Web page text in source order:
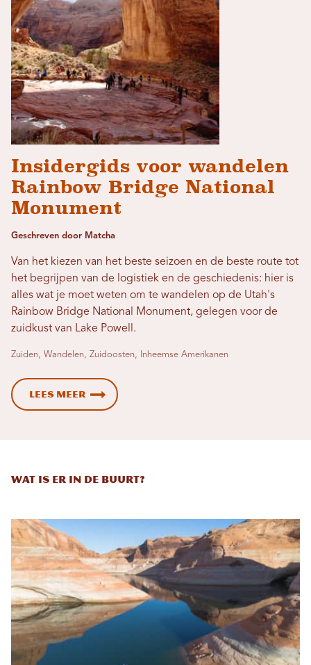
Insidergids voor wandelen
Rainbow Bridge National
Monument
Geschreven door Matcha
Van het kiezen van het beste seizoen en de beste route tot
het begrijpen van de logistiek en de geschiedenis: hier is
alles wat je moet weten om te wandelen op de Utah's
Rainbow Bridge National Monument, gelegen voor de
zuidkust van Lake Powell.
Zuiden, Wandelen, Zuidoosten, Inheemse Amerikanen
Lees meer
Wat is er in de buurt?